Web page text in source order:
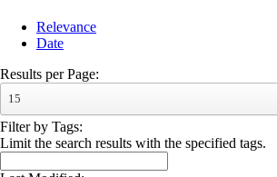
Relevance
Date
Results per Page:
15
Filter by Tags:
Limit the search results with the specified tags.